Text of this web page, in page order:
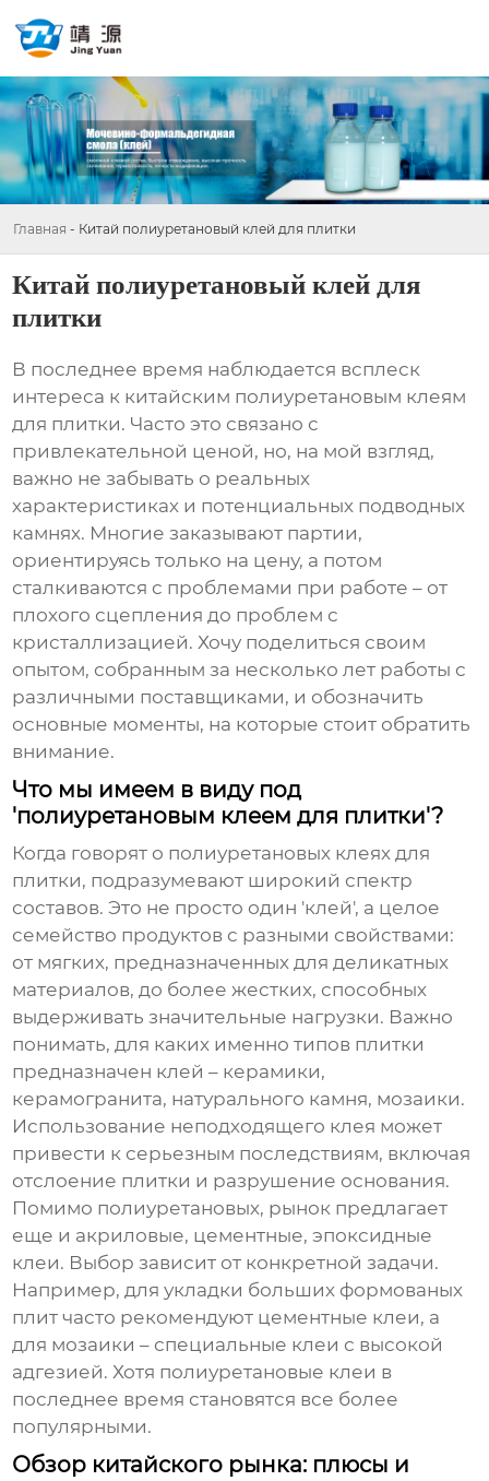
Главная - Китай полиуретановый клей для плитки
Китай полиуретановый клей для
плитки
В последнее время наблюдается всплеск
интереса к китайским полиуретановым клеям
для плитки. Часто это связано с
привлекательной ценой, но, на мой взгляд,
важно не забывать о реальных
характеристиках и потенциальных подводных
камнях. Многие заказывают партии,
ориентируясь только на цену, а потом
сталкиваются с проблемами при работе – от
плохого сцепления до проблем с
кристаллизацией. Хочу поделиться своим
опытом, собранным за несколько лет работы с
различными поставщиками, и обозначить
основные моменты, на которые стоит обратить
внимание.
Что мы имеем в виду под
'полиуретановым клеем для плитки'?
Когда говорят о полиуретановых клеях для
плитки, подразумевают широкий спектр
составов. Это не просто один 'клей', а целое
семейство продуктов с разными свойствами:
от мягких, предназначенных для деликатных
материалов, до более жестких, способных
выдерживать значительные нагрузки. Важно
понимать, для каких именно типов плитки
предназначен клей – керамики,
керамогранита, натурального камня, мозаики.
Использование неподходящего клея может
привести к серьезным последствиям, включая
отслоение плитки и разрушение основания.
Помимо полиуретановых, рынок предлагает
еще и акриловые, цементные, эпоксидные
клеи. Выбор зависит от конкретной задачи.
Например, для укладки больших формованых
плит часто рекомендуют цементные клеи, а
для мозаики – специальные клеи с высокой
адгезией. Хотя полиуретановые клеи в
последнее время становятся все более
популярными.
Обзор китайского рынка: плюсы и